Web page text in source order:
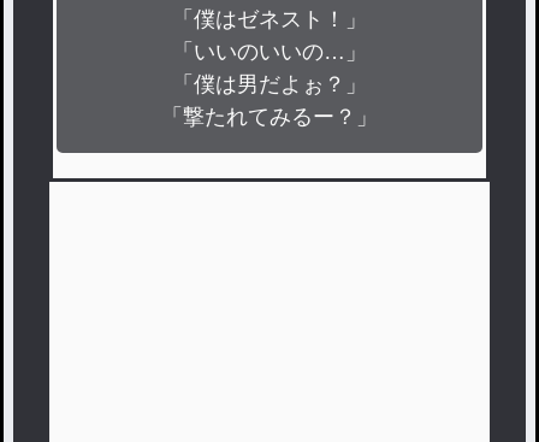
「僕はゼネスト！」
「いいのいいの…」
「僕は男だよぉ？」
「撃たれてみるー？」